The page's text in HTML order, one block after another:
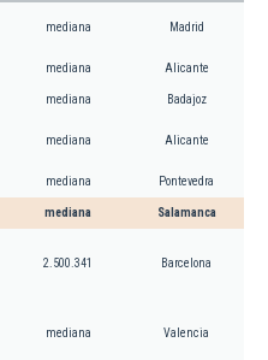
mediana Madrid
mediana Alicante
mediana Badajoz
mediana Alicante
mediana Pontevedra
mediana Salamanca
2.500.341 Barcelona
mediana Valencia